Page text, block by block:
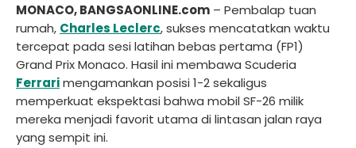
MONACO, BANGSAONLINE.com – Pembalap tuan
rumah, Charles Leclerc, sukses mencatatkan waktu
tercepat pada sesi latihan bebas pertama (FP1)
Grand Prix Monaco. Hasil ini membawa Scuderia
Ferrarimengamankan posisi 1-2 sekaligus
memperkuat ekspektasi bahwa mobil SF-26 milik
mereka menjadi favorit utama di lintasan jalan raya
yang sempit ini.